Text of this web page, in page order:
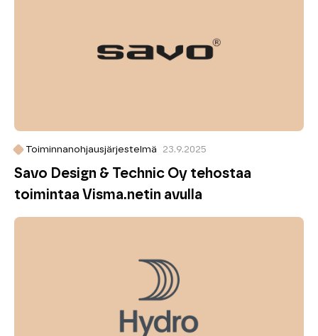
Toiminnanohjausjärjestelmä 23.9.2025
Savo Design & Technic Oy tehostaa
toimintaa Visma.netin avulla